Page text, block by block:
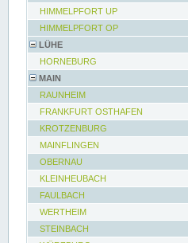
HIMMELPFORT UP
HIMMELPFORT OP
LÜHE
HORNEBURG
MAIN
RAUNHEIM
FRANKFURT OSTHAFEN
KROTZENBURG
MAINFLINGEN
OBERNAU
KLEINHEUBACH
FAULBACH
WERTHEIM
STEINBACH